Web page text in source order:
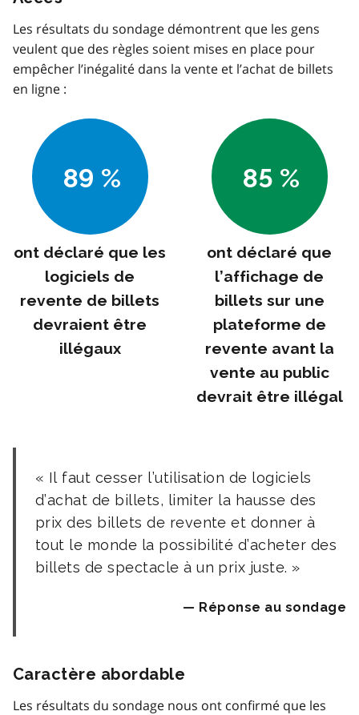
Les résultats du sondage démontrent que les gens
veulent que des règles soient mises en place pour
empêcher l’inégalité dans la vente et l’achat de billets
en ligne :
89 %
ont déclaré que les
logiciels de
revente de billets
devraient être
illégaux
85 %
ont déclaré que
l’affichage de
billets sur une
plateforme de
revente avant la
vente au public
devrait être illégal
Il faut cesser l’utilisation de logiciels
d’achat de billets, limiter la hausse des
prix des billets de revente et donner à
tout le monde la possibilité d’acheter des
billets de spectacle à un prix juste.
Réponse au sondage
Caractère abordable
Les résultats du sondage nous ont confirmé que les